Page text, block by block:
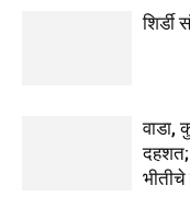
वाडा,
दहशत;
भीतीचे